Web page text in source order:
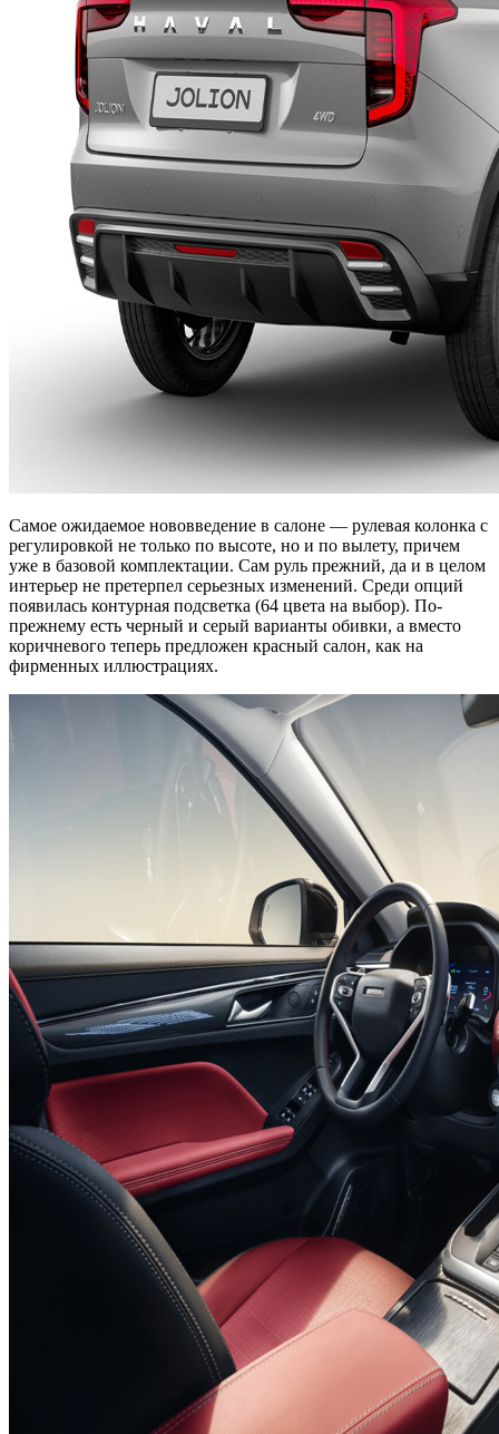
Самое ожидаемое нововведение в салоне — рулевая колонка с
регулировкой не только по высоте, но и по вылету, причем
уже в базовой комплектации. Сам руль прежний, да и в целом
интерьер не претерпел серьезных изменений. Среди опций
появилась контурная подсветка (64 цвета на выбор). По-
прежнему есть черный и серый варианты обивки, а вместо
коричневого теперь предложен красный салон, как на
фирменных иллюстрациях.